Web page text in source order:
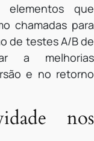
elementos que
chamadas para
de testes A/B de
a melhorias
e no retorno
nos